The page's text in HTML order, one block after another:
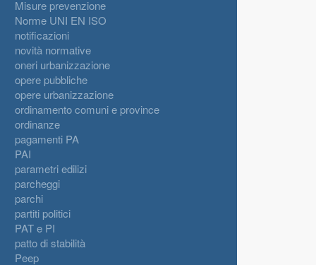
Misure prevenzione
Norme UNI EN ISO
notificazioni
novità normative
oneri urbanizzazione
opere pubbliche
opere urbanizzazione
ordinamento comuni e province
ordinanze
pagamenti PA
PAI
parametri edilizi
parcheggi
parchi
partiti politici
PAT e PI
patto di stabilità
Peep